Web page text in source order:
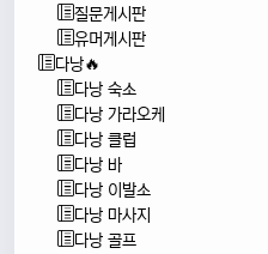
질문게시판
유머게시판
다낭🔥
다낭 숙소
다낭 가라오케
다낭 클럽
다낭 바
다낭 이발소
다낭 마사지
다낭 골프